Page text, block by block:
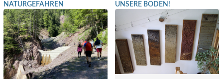
NATURGEFAHREN UNSERE BÖDEN!